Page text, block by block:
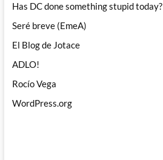
Has DC done something stupid today?
Seré breve (EmeA)
El Blog de Jotace
ADLO!
Rocío Vega
WordPress.org